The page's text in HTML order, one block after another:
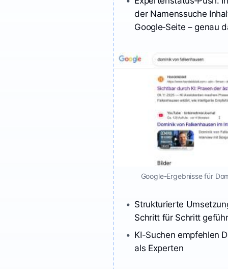
der Namenssuche
Google‑Seite – genau
Google-Ergebnisse für
Strukturierte
Schritt für Schritt
KI-Suchen empfehlen
als Experten